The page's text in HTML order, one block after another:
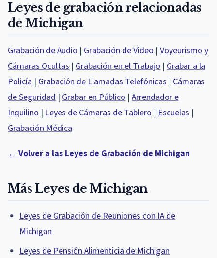
Leyes de grabación relacionadas
de Michigan
Grabación de Audio | Grabación de Video | Voyeurismo y
Cámaras Ocultas | Grabación en el Trabajo | Grabar a la
Policía | Grabación de Llamadas Telefónicas | Cámaras
de Seguridad | Grabar en Público | Arrendador e
Inquilino | Leyes de Cámaras de Tablero | Escuelas |
Grabación Médica
← Volver a las Leyes de Grabación de Michigan
Más Leyes de Michigan
Leyes de Grabación de Reuniones con IA de
Michigan
Leyes de Pensión Alimenticia de Michigan